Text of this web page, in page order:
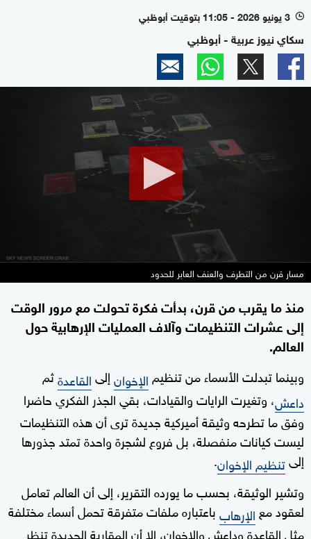
l 3 يونيو 2026 - 11:05 بتوقيت أبوظبي
سكاي نيوز عربية - أبوظبي
مسار قرن من التطرف والعنف العابر للحدود
منذ ما يقرب من قرن، بدأت فكرة تحولت مع مرور الوقت
إلى عشرات التنظيمات وآلاف العمليات الإرهابية حول
العالم.
وبينما تبدلت الأسماء من تنظيمالإخوانإلىالقاعدةثم
داعش، وتغيرت الرايات والقيادات، بقي الجذر الفكري حاضرا
وفق ما تطرحه وثيقة أميركية جديدة ترى أن هذه التنظيمات
ليست كيانات منفصلة، بل فروع لشجرة واحدة تمتد جذورها
إلىتنظيم الإخوان.
وتشير الوثيقة، بحسب ما يورده التقرير، إلى أن العالم تعامل
لعقود مع الإرهابباعتباره ملفات متفرقة تحمل أسماء مختلفة
مثل القاعدة وداعش والإخوان، إلا أن المقاربة الجديدة تنظر